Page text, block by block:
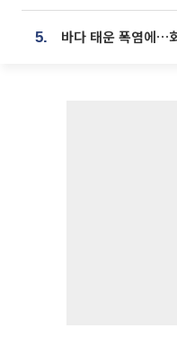
5. 바다 태운 폭염에…